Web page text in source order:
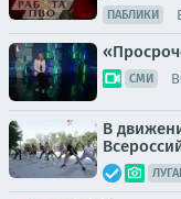
ПАБЛИКИ
СМИ
В